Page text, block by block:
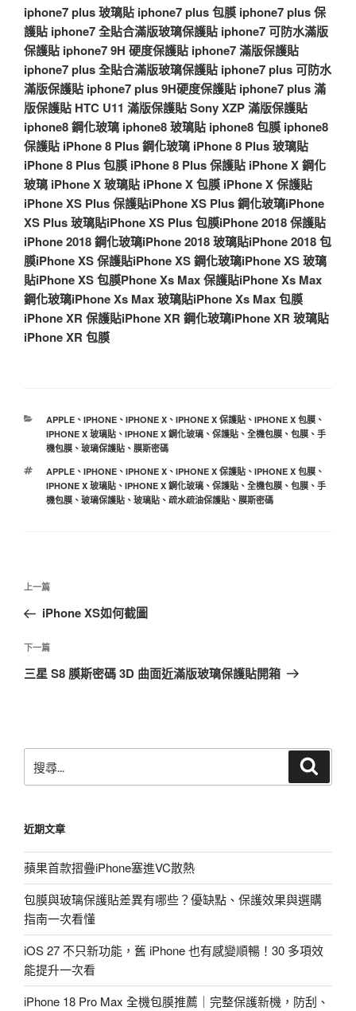
iphone7 plus 玻璃貼 iphone7 plus 包膜 iphone7 plus 保
護貼 iphone7 全貼合滿版玻璃保護貼 iphone7 可防水滿版
保護貼 iphone7 9H 硬度保護貼 iphone7 滿版保護貼
iphone7 plus 全貼合滿版玻璃保護貼 iphone7 plus 可防水
滿版保護貼 iphone7 plus 9H硬度保護貼 iphone7 plus 滿
版保護貼 HTC U11 滿版保護貼Sony XZP 滿版保護貼
iphone8 鋼化玻璃 iphone8 玻璃貼 iphone8 包膜 iphone8
保護貼 iPhone 8 Plus 鋼化玻璃 iPhone 8 Plus 玻璃貼
iPhone 8 Plus 包膜 iPhone 8 Plus 保護貼 iPhone X 鋼化
玻璃 iPhone X 玻璃貼 iPhone X 包膜 iPhone X 保護貼
iPhone XS Plus 保護貼iPhone XS Plus 鋼化玻璃iPhone
XS Plus 玻璃貼iPhone XS Plus 包膜iPhone 2018 保護貼
iPhone 2018 鋼化玻璃iPhone 2018 玻璃貼iPhone 2018 包
膜iPhone XS 保護貼iPhone XS 鋼化玻璃iPhone XS 玻璃
貼iPhone XS 包膜Phone Xs Max 保護貼iPhone Xs Max
鋼化玻璃iPhone Xs Max 玻璃貼iPhone Xs Max 包膜
iPhone XR 保護貼iPhone XR 鋼化玻璃iPhone XR 玻璃貼
iPhone XR 包膜
分
類
APPLE、 IPHONE、 IPHONE X、 IPHONE X 保護貼、 IPHONE X 包膜、
IPHONE X 玻璃貼、 IPHONE X 鋼化玻璃、 保護貼、 全機包膜、 包膜、 手
機包膜、 玻璃保護貼、 膜斯密碼
標
籤
APPLE、 IPHONE、 IPHONE X、 IPHONE X 保護貼、 IPHONE X 包膜、
IPHONE X 玻璃貼、 IPHONE X 鋼化玻璃、 保護貼、 全機包膜、 包膜、 手
機包膜、 玻璃保護貼、 玻璃貼、 疏水疏油保護貼、 膜斯密碼
文
導
覽
上
一
文
章
上一篇
iPhone XS如何截圖
下
一
下一篇
三星 S8 膜斯密碼 3D 曲面近滿版玻璃保護貼開箱
尋
字:
近期文章
蘋果首款摺疊iPhone塞進VC散熱
包膜與玻璃保護貼差異有哪些？優缺點、保護效果與選購
指南一次看懂
iOS 27 不只新功能，舊 iPhone 也有感變順暢！30 多項效
能提升一次看
iPhone 18 Pro Max 全機包膜推薦｜完整保護新機，防刮、